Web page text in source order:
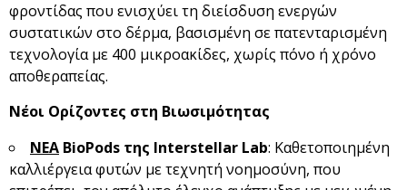
φροντίδας που ενισχύει τη διείσδυση ενεργών
συστατικών στο δέρμα, βασισμένη σε πατενταρισμένη
τεχνολογία με 400 μικροακίδες, χωρίς πόνο ή χρόνο
αποθεραπείας.
Νέοι Ορίζοντες στη Βιωσιμότητας
ΝΕΑ BioPods της Interstellar Lab: Καθετοποιημένη
καλλιέργεια φυτών με τεχνητή νοημοσύνη, που